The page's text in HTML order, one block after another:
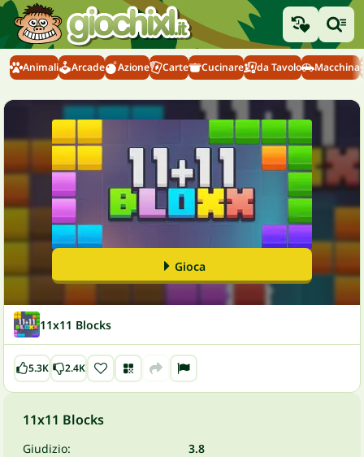
Animali Arcade Azione Carte Cucinare da Tavolo Macchina
Gioca
11x11 Blocks
5.3K 2.4K
11x11 Blocks
Giudizio:
3.8